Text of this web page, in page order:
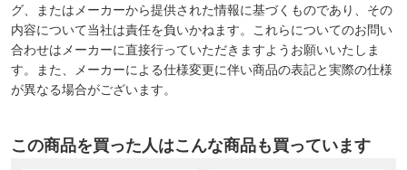
グ、またはメーカーから提供された情報に基づくものであり、その
内容について当社は責任を負いかねます。これらについてのお問い
合わせはメーカーに直接行っていただきますようお願いいたしま
す。また、メーカーによる仕様変更に伴い商品の表記と実際の仕様
が異なる場合がございます。
この商品を買った人はこんな商品も買っています